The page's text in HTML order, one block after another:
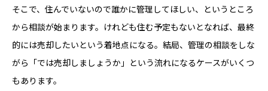
そこで、住んでいないので誰かに管理してほしい、というところ
から相談が始まります。けれども住む予定もないとなれば、最終
的には売却したいという着地点になる。結局、管理の相談をしな
がら「では売却しましょうか」という流れになるケースがいくつ
もあります。